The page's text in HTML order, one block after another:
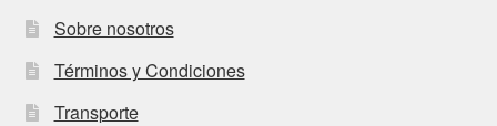
Sobre nosotros
Términos y Condiciones
Transporte